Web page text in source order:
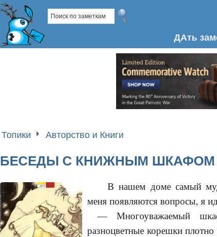
ДАть
Топики Авторство и Книги
БЕСЕДЫ С КНИЖНЫМ ШКАФОМ
В нашем доме самый
меня появляются вопросы, я
— Многоуважаемый
разноцветные корешки